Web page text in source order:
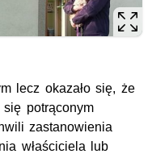
lecz okazało się, że
potrąconym
zastanowienia
właściciela lub